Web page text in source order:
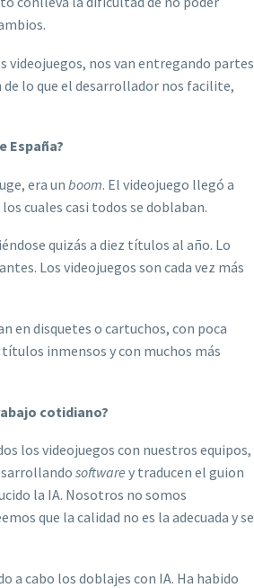
videojuegos, nos van entregando partes
lo que el desarrollador nos facilite,
España?
era un boom. El videojuego llegó a
cuales casi todos se doblaban.
quizás a diez títulos al año. Lo
Los videojuegos son cada vez más
en disquetes o cartuchos, con poca
títulos inmensos y con muchos más
cotidiano?
los videojuegos con nuestros equipos,
software y traducen el guion
la IA. Nosotros no somos
que la calidad no es la adecuada y se
a cabo los doblajes con IA. Ha habido